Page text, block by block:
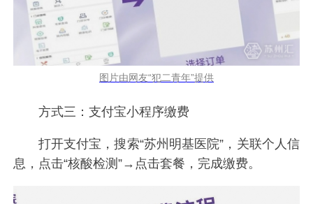
图片由网友“犯二青年”提供
方式三：支付宝小程序缴费
打开支付宝，搜索“苏州明基医院”，关联个人信
息，点击“核酸检测”→点击套餐，完成缴费。